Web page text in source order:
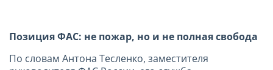
Позиция ФАС: не пожар, но и не полная свобода
По словам Антона Тесленко, заместителя